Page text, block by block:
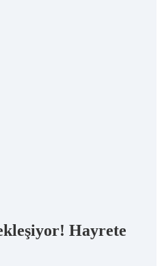
Hayrete